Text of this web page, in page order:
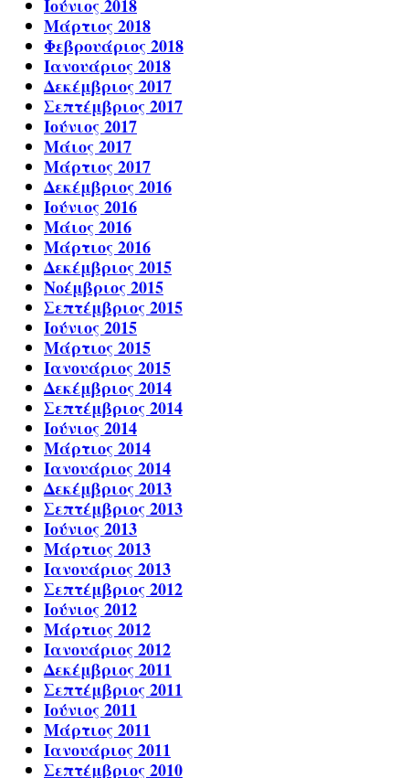
Ιούνιος 2018
Μάρτιος 2018
Φεβρουάριος 2018
Ιανουάριος 2018
Δεκέμβριος 2017
Σεπτέμβριος 2017
Ιούνιος 2017
Μάιος 2017
Μάρτιος 2017
Δεκέμβριος 2016
Ιούνιος 2016
Μάιος 2016
Μάρτιος 2016
Δεκέμβριος 2015
Νοέμβριος 2015
Σεπτέμβριος 2015
Ιούνιος 2015
Μάρτιος 2015
Ιανουάριος 2015
Δεκέμβριος 2014
Σεπτέμβριος 2014
Ιούνιος 2014
Μάρτιος 2014
Ιανουάριος 2014
Δεκέμβριος 2013
Σεπτέμβριος 2013
Ιούνιος 2013
Μάρτιος 2013
Ιανουάριος 2013
Σεπτέμβριος 2012
Ιούνιος 2012
Μάρτιος 2012
Ιανουάριος 2012
Δεκέμβριος 2011
Σεπτέμβριος 2011
Ιούνιος 2011
Μάρτιος 2011
Ιανουάριος 2011
Σεπτέμβριος 2010